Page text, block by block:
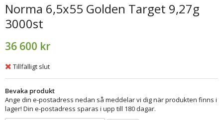
Norma 6,5x55 Golden Target 9,27g
3000st
36 600 kr
Tillfälligt slut
Bevaka produkt
Ange din e-postadress nedan så meddelar vi dig när produkten finns i
lager! Din e-postadress sparas i upp till 180 dagar.